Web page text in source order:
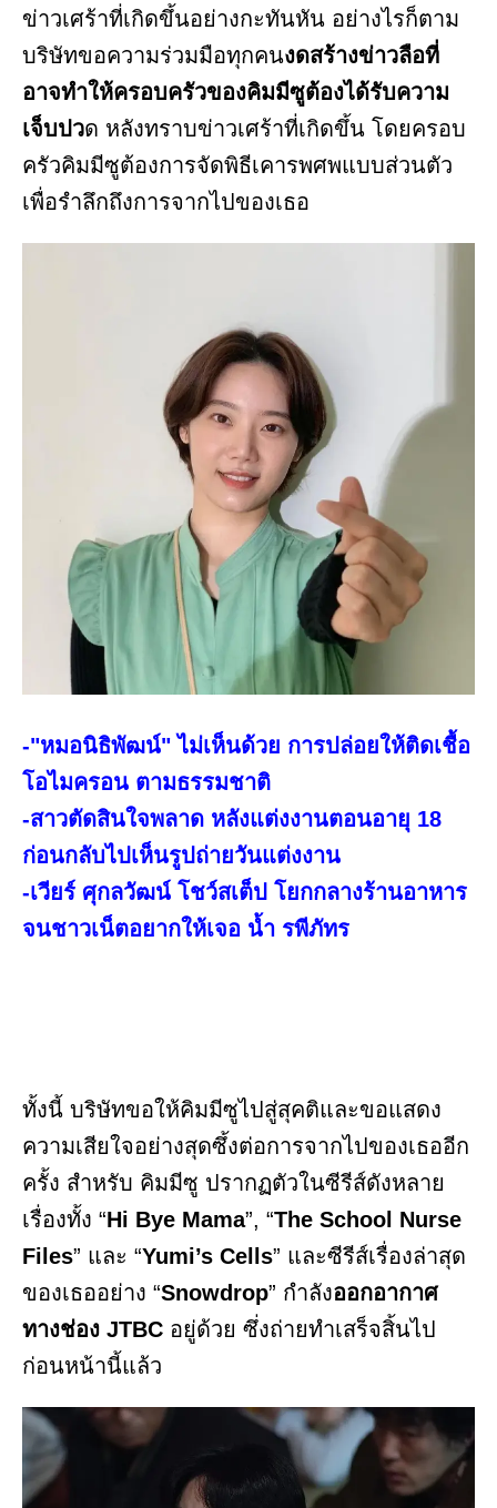
ข่าวเศร้าที่เกิดขึ้นอย่างกะทันหัน อย่างไรก็ตาม
บริษัทขอความร่วมมือทุกคนงดสร้างข่าวลือที่
อาจทำให้ครอบครัวของคิมมีซูต้องได้รับความ
เจ็บปวด หลังทราบข่าวเศร้าที่เกิดขึ้น โดยครอบ
ครัวคิมมีซูต้องการจัดพิธีเคารพศพแบบส่วนตัว
เพื่อรำลึกถึงการจากไปของเธอ
-"หมอนิธิพัฒน์" ไม่เห็นด้วย การปล่อยให้ติดเชื้อ
โอไมครอน ตามธรรมชาติ
-สาวตัดสินใจพลาด หลังแต่งงานตอนอายุ 18
ก่อนกลับไปเห็นรูปถ่ายวันแต่งงาน
-เวียร์ ศุกลวัฒน์ โชว์สเต็ป โยกกลางร้านอาหาร
จนชาวเน็ตอยากให้เจอ น้ำ รพีภัทร
ทั้งนี้ บริษัทขอให้คิมมีซูไปสู่สุคติและขอแสดง
ความเสียใจอย่างสุดซึ้งต่อการจากไปของเธออีก
ครั้ง สำหรับ คิมมีซู ปรากฏตัวในซีรีส์ดังหลาย
เรื่องทั้ง “Hi Bye Mama”, “The School Nurse
Files” และ “Yumi’s Cells” และซีรีส์เรื่องล่าสุด
ของเธออย่าง “Snowdrop” กำลังออกอากาศ
ทางช่อง JTBC อยู่ด้วย ซึ่งถ่ายทำเสร็จสิ้นไป
ก่อนหน้านี้แล้ว